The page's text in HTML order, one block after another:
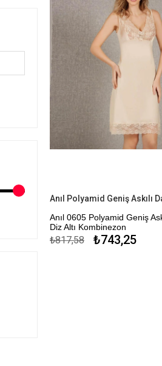
Anıl 0605 Polyamid Geniş
Diz Altı Kombinezon
Kapıda Ödeme Seçeneği
₺743,25
₺817,58